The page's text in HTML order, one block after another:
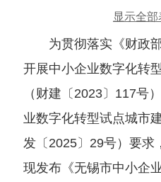
显示全部
为贯彻落实《财政部
开展中小企业数字化转
（财建〔2023〕117号
业数字化转型试点城市
发〔2025〕29号）要求
现发布《无锡市中小企